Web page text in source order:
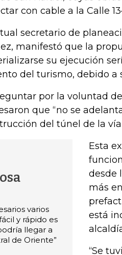
con cable a la Calle
secretario de
manifestó que la
su ejecución
del turismo, debido a
por la voluntad
que “no se
del túnel de la vía
varios
y rápido es
llegar a
de Oriente”
Esta
desde
más
está
“Se